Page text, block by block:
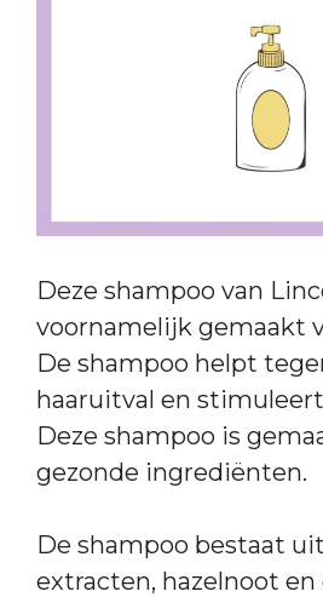
Deze shampoo van
voornamelijk gemaakt
De shampoo helpt
haaruitval en
Deze shampoo is
gezonde ingrediënten.
De shampoo bestaat
extracten, hazelnoot en